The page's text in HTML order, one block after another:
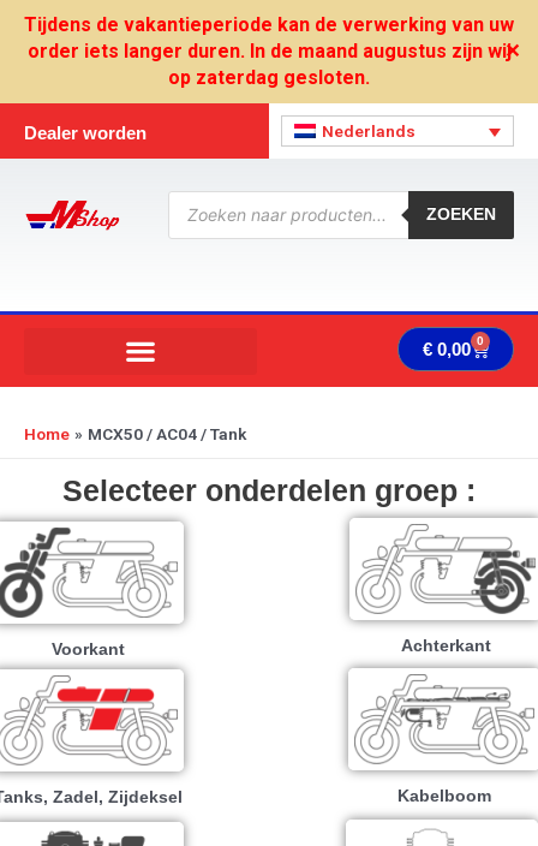
Tijdens de vakantieperiode kan de verwerking van uw
order iets langer duren. In de maand augustus zijn wij
op zaterdag gesloten.
✕
Dealer worden Nederlands
Producten
zoeken
ZOEKEN
€ 0,00 0
Home MCX50 / AC04 / Tank
Selecteer onderdelen groep :
Voorkant Achterkant
Zadel, Zijdeksel Kabelboom